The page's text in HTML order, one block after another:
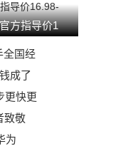
方指导价1
全国经
成了
更快更
致敬
为